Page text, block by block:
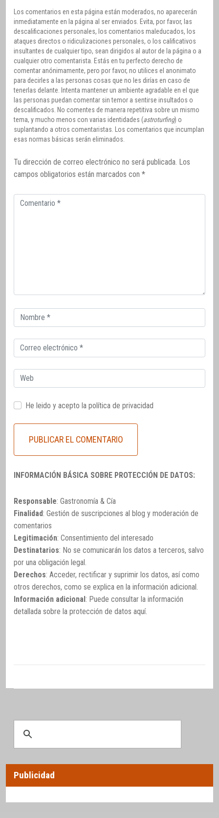
Los comentarios en esta página están moderados, no aparecerán
inmediatamente en la página al ser enviados. Evita, por favor, las
descalificaciones personales, los comentarios maleducados, los
ataques directos o ridiculizaciones personales, o los calificativos
insultantes de cualquier tipo, sean dirigidos al autor de la página o a
cualquier otro comentarista. Estás en tu perfecto derecho de
comentar anónimamente, pero por favor, no utilices el anonimato
para decirles a las personas cosas que no les dirías en caso de
tenerlas delante. Intenta mantener un ambiente agradable en el que
las personas puedan comentar sin temor a sentirse insultados o
descalificados. No comentes de manera repetitiva sobre un mismo
tema, y mucho menos con varias identidades (astroturfing) o
suplantando a otros comentaristas. Los comentarios que incumplan
esas normas básicas serán eliminados.
Tu dirección de correo electrónico no será publicada. Los
campos obligatorios están marcados con *
Comentario
Correo
electrónico
Correo
electrónico
Web
He leido y acepto la política de privacidad
INFORMACIÓN BÁSICA SOBRE PROTECCIÓN DE DATOS:
Responsable: Gastronomía & Cía
Finalidad: Gestión de suscripciones al blog y moderación de
comentarios
Legitimación: Consentimiento del interesado
Destinatarios: No se comunicarán los datos a terceros, salvo
por una obligación legal.
Derechos: Acceder, rectificar y suprimir los datos, así como
otros derechos, como se explica en la información adicional.
Información adicional: Puede consultar la información
detallada sobre la protección de datos aquí.
Publicidad